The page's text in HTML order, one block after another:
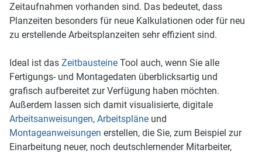
Zeitaufnahmen vorhanden sind. Das bedeutet, dass
Planzeiten besonders für neue Kalkulationen oder für neu
zu erstellende Arbeitsplanzeiten sehr effizient sind.
Ideal ist das ZeitbausteineTool auch, wenn Sie alle
Fertigungs- und Montagedaten überblicksartig und
grafisch aufbereitet zur Verfügung haben möchten.
Außerdem lassen sich damit visualisierte, digitale
Arbeitsanweisungen, Arbeitspläneund
Montageanweisungen erstellen, die Sie, zum Beispiel zur
Einarbeitung neuer, noch deutschlernender Mitarbeiter,